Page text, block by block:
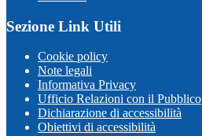
Sezione Link Utili
Cookie policy
Note legali
Informativa Privacy
Ufficio Relazioni con il Pubblico
Dichiarazione di accessibilità
Obiettivi di accessibilità